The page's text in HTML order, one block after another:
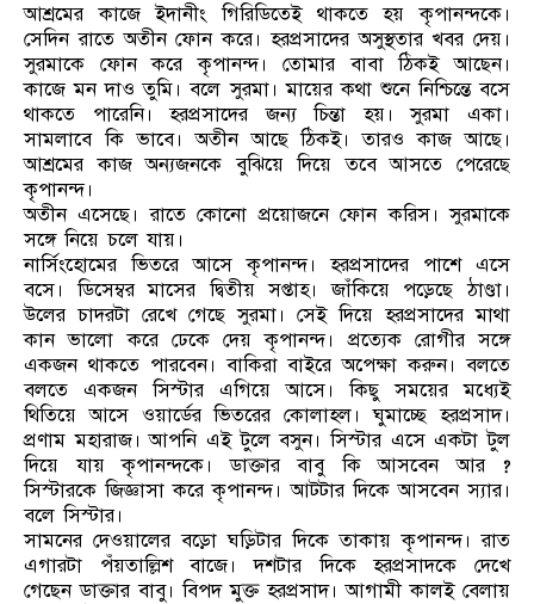
আশ্রমের কাজে ইদানীং গিরিডিতেই থাকতে হয় কৃপানন্দকে।
সেদিন রাতে অতীন ফোন করে। হরপ্রসাদের অসুস্থতার খবর দেয়।
সুরমাকে ফোন করে কৃপানন্দ। তোমার বাবা ঠিকই আছেন।
কাজে মন দাও তুমি। বলে সুরমা। মায়ের কথা শুনে নিশ্চিন্তে বসে
থাকতে পারেনি। হরপ্রসাদের জন্য চিন্তা হয়। সুরমা একা।
সামলাবে কি ভাবে। অতীন আছে ঠিকই। তারও কাজ আছে।
আশ্রমের কাজ অন্যজনকে বুঝিয়ে দিয়ে তবে আসতে পেরেছে
কৃপানন্দ।
অতীন এসেছে। রাতে কোনো প্রয়োজনে ফোন করিস। সুরমাকে
সঙ্গে নিয়ে চলে যায়।
নার্সিংহোমের ভিতরে আসে কৃপানন্দ। হরপ্রসাদের পাশে এসে
বসে। ডিসেম্বর মাসের দ্বিতীয় সপ্তাহ। জাঁকিয়ে পড়েছে ঠাণ্ডা।
উলের চাদরটা রেখে গেছে সুরমা। সেই দিয়ে হরপ্রসাদের মাথা
কান ভালো করে ঢেকে দেয় কৃপানন্দ। প্রত্যেক রোগীর সঙ্গে
একজন থাকতে পারবেন। বাকিরা বাইরে অপেক্ষা করুন। বলতে
বলতে একজন সিস্টার এগিয়ে আসে। কিছু সময়ের মধ্যেই
থিতিয়ে আসে ওয়ার্ডের ভিতরের কোলাহল। ঘুমাচ্ছে হরপ্রসাদ।
প্রণাম মহারাজ। আপনি এই টুলে বসুন। সিস্টার এসে একটা টুল
দিয়ে যায় কৃপানন্দকে। ডাক্তার বাবু কি আসবেন আর ?
সিস্টারকে জিজ্ঞাসা করে কৃপানন্দ। আটটার দিকে আসবেন স্যার।
বলে সিস্টার।
সামনের দেওয়ালের বড়ো ঘড়িটার দিকে তাকায় কৃপানন্দ। রাত
এগারটা পঁয়তাল্লিশ বাজে। দশটার দিকে হরপ্রসাদকে দেখে
গেছেন ডাক্তার বাবু। বিপদ মুক্ত হরপ্রসাদ। আগামী কালই বেলায়